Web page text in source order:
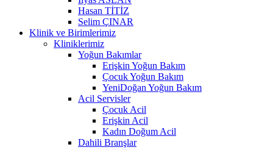
Hasan TİTİZ
Selim ÇINAR
Klinik ve Birimlerimiz
Kliniklerimiz
Yoğun Bakımlar
Erişkin Yoğun Bakım
Çocuk Yoğun Bakım
YeniDoğan Yoğun Bakım
Acil Servisler
Çocuk Acil
Erişkin Acil
Kadın Doğum Acil
Dahili Branşlar